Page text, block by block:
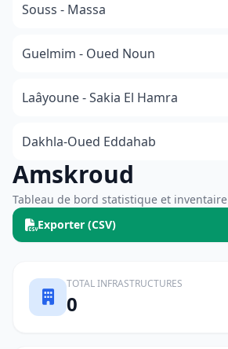
Souss - Massa
​Guelmim - Oued Noun
Laâyoune - Sakia El Hamra
Dakhla-Oued Eddahab
Amskroud
Tableau de bord statistique et inventaire
Exporter (CSV)
TOTAL INFRASTRUCTURES
0